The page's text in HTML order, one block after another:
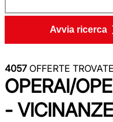
Avvia ricerca
4057 OFFERTE TROVATE
OPERAI/
-